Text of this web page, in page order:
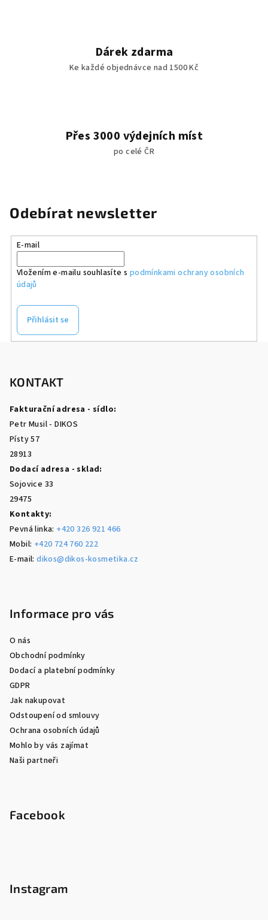
Dárek zdarma
Ke každé objednávce nad 1500 Kč
Přes 3000 výdejních míst
po celé ČR
Odebírat newsletter
E-mail
Vložením e-mailu souhlasíte s podmínkami ochrany osobních
údajů
Přihlásit se
KONTAKT
Fakturační adresa - sídlo:
Petr Musil - DIKOS
Písty 57
28913
Dodací adresa - sklad:
Sojovice 33
29475
Kontakty:
Pevná linka: +420 326 921 466
Mobil: +420 724 760 222
E-mail:dikos@dikos-kosmetika.cz
Informace pro vás
O nás
Obchodní podmínky
Dodací a platební podmínky
GDPR
Jak nakupovat
Odstoupení od smlouvy
Ochrana osobních údajů
Mohlo by vás zajímat
Naši partneři
Facebook
Instagram